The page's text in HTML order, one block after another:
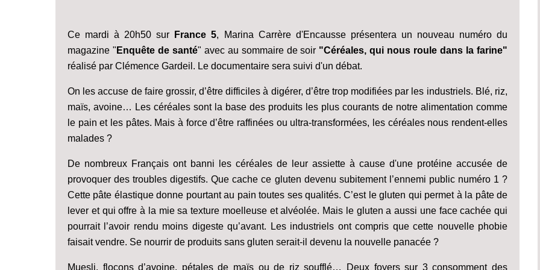
Ce mardi à 20h50 sur France 5, Marina Carrère d'Encausse présentera un nouveau numéro du
magazine " Enquête de santé" avec au sommaire de soir "Céréales, qui nous roule dans la farine"
réalisé par Clémence Gardeil. Le documentaire sera suivi d'un débat.
On les accuse de faire grossir, d’être difficiles à digérer, d’être trop modifiées par les industriels. Blé, riz,
maïs, avoine… Les céréales sont la base des produits les plus courants de notre alimentation comme
le pain et les pâtes. Mais à force d’être raffinées ou ultra-transformées, les céréales nous rendent-elles
malades ?
De nombreux Français ont banni les céréales de leur assiette à cause d'une protéine accusée de
provoquer des troubles digestifs. Que cache ce gluten devenu subitement l’ennemi public numéro 1 ?
Cette pâte élastique donne pourtant au pain toutes ses qualités. C’est le gluten qui permet à la pâte de
lever et qui offre à la mie sa texture moelleuse et alvéolée. Mais le gluten a aussi une face cachée qui
pourrait l’avoir rendu moins digeste qu’avant. Les industriels ont compris que cette nouvelle phobie
faisait vendre. Se nourrir de produits sans gluten serait-il devenu la nouvelle panacée ?
Muesli, flocons d’avoine, pétales de maïs ou de riz soufflé… Deux foyers sur 3 consomment des